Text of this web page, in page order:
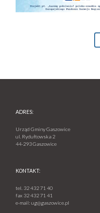
ADRES:
Urząd Gminy Gaszowice
ul. Rydułtowska 2
44-293 Gaszowice
KONTAKT:
tel. 32 432 71 40
fax 32 432 71 41
e-mail:ug@gaszowice.pl